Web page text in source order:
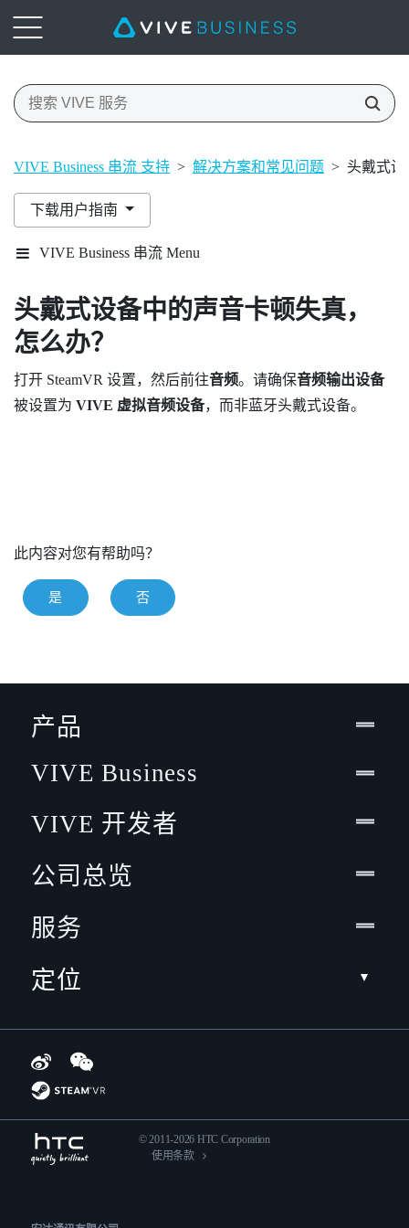
VIVE Business 串流 支持 > 解决方案和常见问题 > 头戴式
下载用户指南
VIVE Business 串流 Menu
头戴式设备中的声音卡顿失真，
怎么办？
打开 SteamVR 设置，然后前往音频。请确保音频输出设备
被设置为 VIVE 虚拟音频设备，而非蓝牙头戴式设备。
此内容对您有帮助吗？
是 否
产品
VIVE Business
VIVE 开发者
公司总览
服务
定位
© 2011-2026 HTC Corporation
使用条款